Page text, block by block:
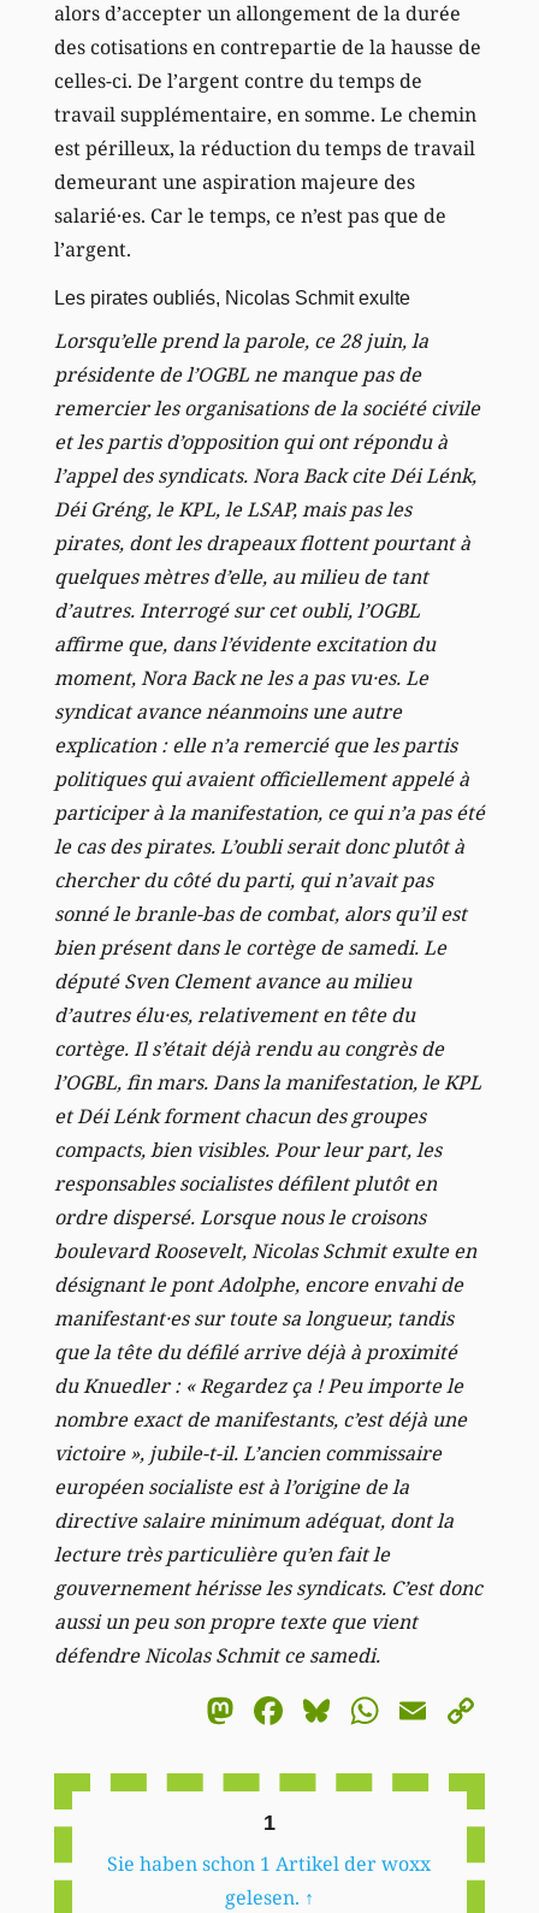
alors d’accepter un allongement de la durée
des cotisations en contrepartie de la hausse de
celles-ci. De l’argent contre du temps de
travail supplémentaire, en somme. Le chemin
est périlleux, la réduction du temps de travail
demeurant une aspiration majeure des
salarié·es. Car le temps, ce n’est pas que de
l’argent.
Les pirates oubliés, Nicolas Schmit exulte
Lorsqu’elle prend la parole, ce 28 juin, la
présidente de l’OGBL ne manque pas de
remercier les organisations de la société civile
et les partis d’opposition qui ont répondu à
l’appel des syndicats. Nora Back cite Déi Lénk,
Déi Gréng, le KPL, le LSAP, mais pas les
pirates, dont les drapeaux flottent pourtant à
quelques mètres d’elle, au milieu de tant
d’autres. Interrogé sur cet oubli, l’OGBL
affirme que, dans l’évidente excitation du
moment, Nora Back ne les a pas vu·es. Le
syndicat avance néanmoins une autre
explication : elle n’a remercié que les partis
politiques qui avaient officiellement appelé à
participer à la manifestation, ce qui n’a pas été
le cas des pirates. L’oubli serait donc plutôt à
chercher du côté du parti, qui n’avait pas
sonné le branle-bas de combat, alors qu’il est
bien présent dans le cortège de samedi. Le
député Sven Clement avance au milieu
d’autres élu·es, relativement en tête du
cortège. Il s’était déjà rendu au congrès de
l’OGBL, fin mars. Dans la manifestation, le KPL
et Déi Lénk forment chacun des groupes
compacts, bien visibles. Pour leur part, les
responsables socialistes défilent plutôt en
ordre dispersé. Lorsque nous le croisons
boulevard Roosevelt, Nicolas Schmit exulte en
désignant le pont Adolphe, encore envahi de
manifestant·es sur toute sa longueur, tandis
que la tête du défilé arrive déjà à proximité
du Knuedler : « Regardez ça ! Peu importe le
nombre exact de manifestants, c’est déjà une
victoire », jubile-t-il. L’ancien commissaire
européen socialiste est à l’origine de la
directive salaire minimum adéquat, dont la
lecture très particulière qu’en fait le
gouvernement hérisse les syndicats. C’est donc
aussi un peu son propre texte que vient
défendre Nicolas Schmit ce samedi.
Mastodon
Facebook
BlueskyEmail
1
Sie haben schon 1 Artikel der woxx
gelesen. ↑